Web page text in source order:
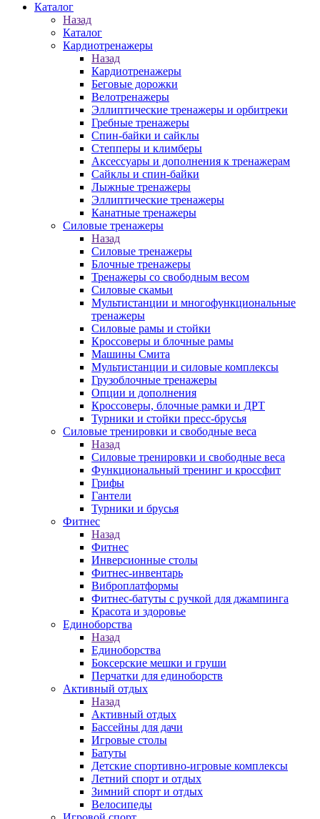
Каталог
Назад
Каталог
Кардиотренажеры
Назад
Кардиотренажеры
Беговые дорожки
Велотренажеры
Эллиптические тренажеры и орбитреки
Гребные тренажеры
Спин-байки и сайклы
Степперы и климберы
Аксессуары и дополнения к тренажерам
Сайклы и спин-байки
Лыжные тренажеры
Эллиптические тренажеры
Канатные тренажеры
Силовые тренажеры
Назад
Силовые тренажеры
Блочные тренажеры
Тренажеры со свободным весом
Силовые скамьи
Мультистанции и многофункциональные
тренажеры
Силовые рамы и стойки
Кроссоверы и блочные рамы
Машины Смита
Мультистанции и силовые комплексы
Грузоблочные тренажеры
Опции и дополнения
Кроссоверы, блочные рамки и ДРТ
Турники и стойки пресс-брусья
Силовые тренировки и свободные веса
Назад
Силовые тренировки и свободные веса
Функциональный тренинг и кроссфит
Грифы
Гантели
Турники и брусья
Фитнес
Назад
Фитнес
Инверсионные столы
Фитнес-инвентарь
Виброплатформы
Фитнес-батуты с ручкой для джампинга
Красота и здоровье
Единоборства
Назад
Единоборства
Боксерские мешки и груши
Перчатки для единоборств
Активный отдых
Назад
Активный отдых
Бассейны для дачи
Игровые столы
Батуты
Детские спортивно-игровые комплексы
Летний спорт и отдых
Зимний спорт и отдых
Велосипеды